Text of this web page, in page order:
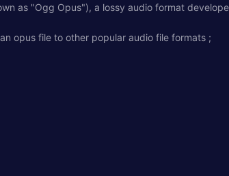
as "Ogg Opus"), a lossy audio format
opus file to other popular audio file formats ;